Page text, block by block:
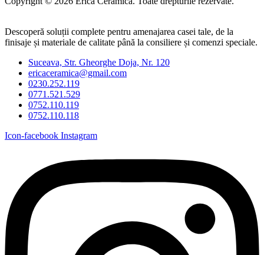
Descoperă soluții complete pentru amenajarea casei tale, de la
finisaje și materiale de calitate până la consiliere și comenzi speciale.
Suceava, Str. Gheorghe Doja, Nr. 120
ericaceramica@gmail.com
0230.252.119
0771.521.529
0752.110.119
0752.110.118
Icon-facebook Instagram